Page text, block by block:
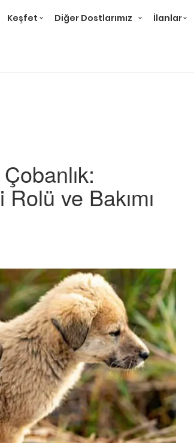
Keşfet Diğer Dostlarımız İlanlar
ve Bakımı
01.01.2025
Köpeklerle İlgili Ünlü Sözler ve
Atasözleri
03.04.2024
İzmir’deki Hayvan Barınakları
22.05.2020
Ankara’daki Hayvan Barınakları
22.05.2020